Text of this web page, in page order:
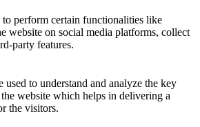
perform certain functionalities like
website on social media platforms, collect
party features.
used to understand and analyze the key
website which helps in delivering a
the visitors.